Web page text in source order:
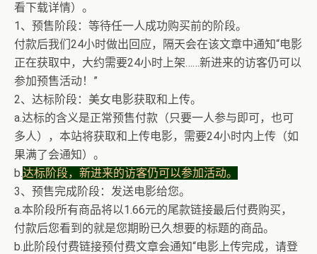
看下载详情）。
1、预售阶段：等待任一人成功购买前的阶段。
付款后我们24小时做出回应，隔天会在该文章中通知“电影
正在获取中，大约需要24小时上架……新进来的访客仍可以
参加预售活动！”
2、达标阶段：美女电影获取和上传。
a.达标的含义是正常预售付款（只要一人参与即可，也可
多人），本站将获取和上传电影，需要24小时内上传（如
果满了会通知）。
b.达标阶段，新进来的访客仍可以参加活动。
3、预售完成阶段：发送电影给您。
a.本阶段所有商品将以1.66元的尾款链接最后付费购买，
付款后您看到的就是您期盼已久想要的标题的商品。
b.此阶段付费链接预付费文章会通知“电影上传完成，请登